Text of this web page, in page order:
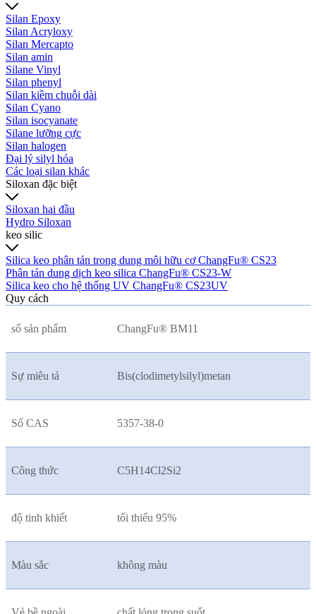
Silan Epoxy
Silan Acryloxy
Silan Mercapto
Silan amin
Silane Vinyl
Silan phenyl
Silan kiềm chuỗi dài
Silan Cyano
Silan isocyanate
Silane lưỡng cực
Silan halogen
Đại lý silyl hóa
Các loại silan khác
Siloxan đặc biệt
Siloxan hai đầu
Hydro Siloxan
keo silic
Silica keo phân tán trong dung môi hữu cơ ChangFu® CS23
Phân tán dung dịch keo silica ChangFu® CS23-W
Silica keo cho hệ thống UV ChangFu® CS23UV
Quy cách
số sản phẩm ChangFu® BM11
Sự miêu tả Bis(clodimetylsilyl)metan
Số CAS 5357-38-0
Công thức C5H14Cl2Si2
độ tinh khiết tối thiểu 95%
Màu sắc không màu